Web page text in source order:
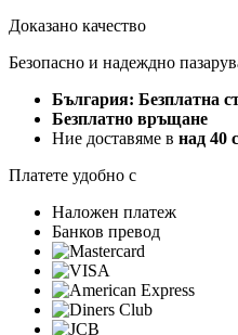
Доказано качество
Безопасно и надеждно
България: Безплатна
Безплатно връщане
Ние доставяме в над 40
Платете удобно с
Наложен платеж
Банков превод